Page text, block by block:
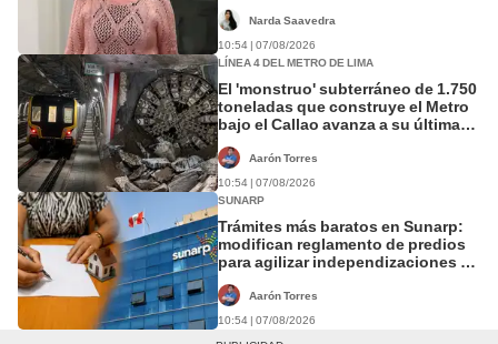
Narda Saavedra
10:54 | 07/08/2026
LÍNEA 4 DEL METRO DE LIMA
El 'monstruo' subterráneo de 1.750
toneladas que construye el Metro
bajo el Callao avanza a su última
Aarón Torres
10:54 | 07/08/2026
SUNARP
Trámites más baratos en Sunarp:
modifican reglamento de predios
para agilizar independizaciones y
Aarón Torres
10:54 | 07/08/2026